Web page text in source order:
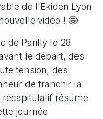
de l'Ekiden Lyon
vidéo ! 🤩
de Parilly le 28
le départ, des
tension, des
de franchir la
résume
journée